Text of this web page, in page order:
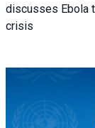
discusses Ebola
crisis